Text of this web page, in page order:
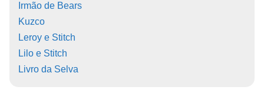
Irmão de Bears
Kuzco
Leroy e Stitch
Lilo e Stitch
Livro da Selva